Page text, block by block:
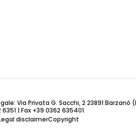
Via Privata G. Sacchi, 2 23891
| Fax +39 0362 635401
disclaimerCopyright